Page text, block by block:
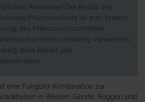
Anwender! Der Besitz des
Pflanzenschutz ist zum Erwerb
des Pflanzenschutzmittels
vorsichtig verwenden.
stets Etikett und
lesen.
eine Fungizid-Kombination zur
in Weizen, Gerste, Roggen und